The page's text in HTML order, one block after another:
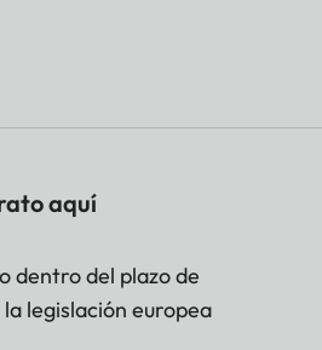
aquí
dentro del plazo de
legislación europea